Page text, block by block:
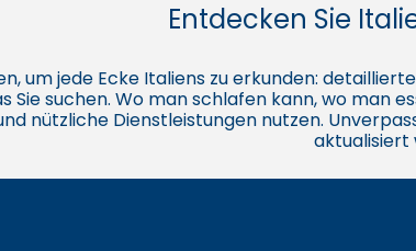
Entdecken Sie
um jede Ecke Italiens zu erkunden:
Sie suchen. Wo man schlafen kann, wo man
nützliche Dienstleistungen nutzen.
aktualisiert